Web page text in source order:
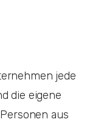
jede
die eigene
aus